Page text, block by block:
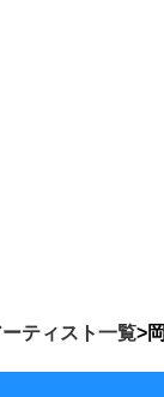
ーティスト一覧>